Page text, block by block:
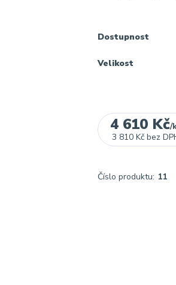
Dostupnost
Velikost
4 610 Kč/
3 810 Kč bez
Číslo produktu: 11